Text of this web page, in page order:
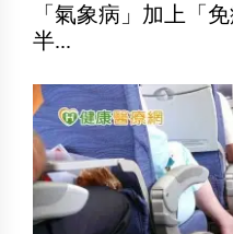
「氣象病」加上「
半...